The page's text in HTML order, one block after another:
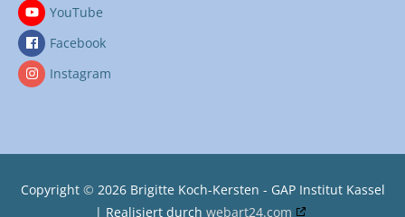
YouTube
Facebook
Instagram
Copyright © 2026 Brigitte Koch-Kersten - GAP Institut Kassel
| Realisiert durch webart24.com